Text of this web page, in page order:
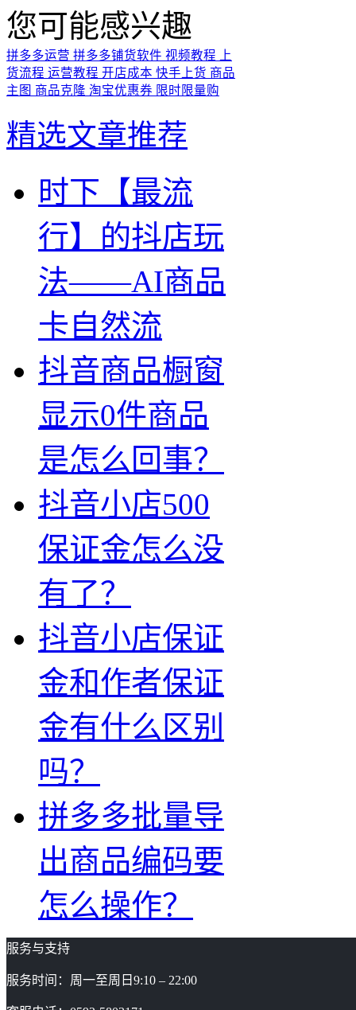
您可能感兴趣
拼多多运营 拼多多铺货软件 视频教程 上
货流程 运营教程 开店成本 快手上货 商品
主图 商品克隆 淘宝优惠券 限时限量购
精选文章推荐
时下【最流
行】的抖店玩
法——AI商品
卡自然流
抖音商品橱窗
显示0件商品
是怎么回事？
抖音小店500
保证金怎么没
有了？
抖音小店保证
金和作者保证
金有什么区别
吗？
拼多多批量导
出商品编码要
怎么操作？
服务与支持
服务时间：周一至周日9:10 – 22:00